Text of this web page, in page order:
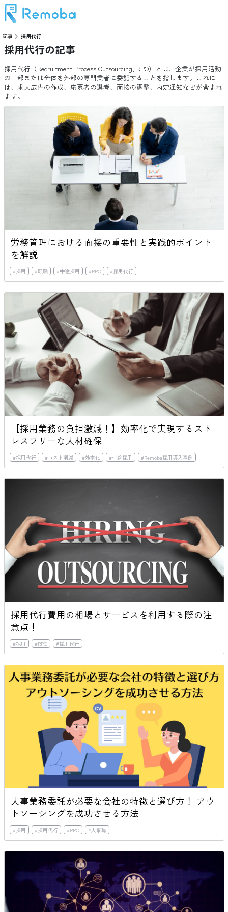
記事 採用代行
採用代行の記事
採用代行（Recruitment Process Outsourcing, RPO）とは、企業が採用活動
の一部または全体を外部の専門業者に委託することを指します。これに
は、求人広告の作成、応募者の選考、面接の調整、内定通知などが含まれ
ます。
労務管理における面接の重要性と実践的ポイント
を解説
#採用 #転職 #中途採用 #RPO #採用代行
【採用業務の負担激減！】効率化で実現するスト
レスフリーな人材確保
#採用代行 #コスト削減 #効率化 #中途採用 #Remoba採用導入事例
採用代行費用の相場とサービスを利用する際の注
意点！
#採用 #RPO #採用代行
人事業務委託が必要な会社の特徴と選び方！ アウ
トソーシングを成功させる方法
#採用 #採用代行 #RPO #人事職